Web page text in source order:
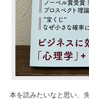
本を読みたいなと思い、